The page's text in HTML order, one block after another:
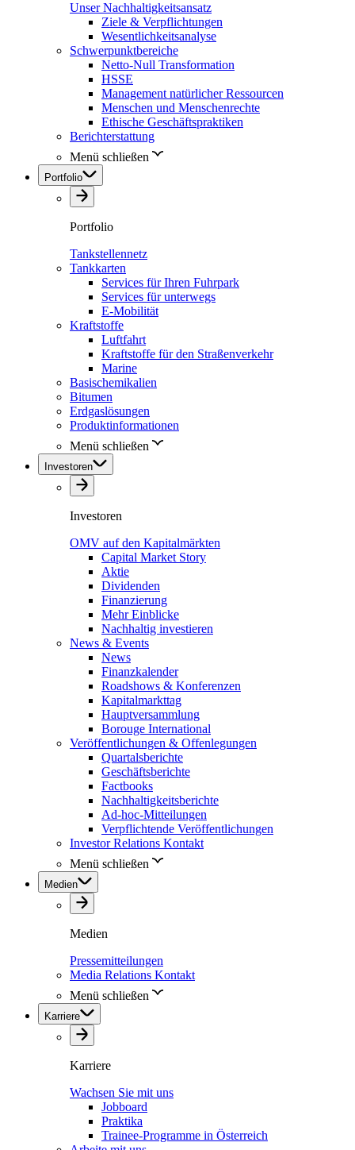
Unser Nachhaltigkeitsansatz
Ziele & Verpflichtungen
Wesentlichkeitsanalyse
Schwerpunktbereiche
Netto-Null Transformation
HSSE
Management natürlicher Ressourcen
Menschen und Menschenrechte
Ethische Geschäftspraktiken
Berichterstattung
Menü schließen
Portfolio
Portfolio
Tankstellennetz
Tankkarten
Services für Ihren Fuhrpark
Services für unterwegs
E-Mobilität
Kraftstoffe
Luftfahrt
Kraftstoffe für den Straßenverkehr
Marine
Basischemikalien
Bitumen
Erdgaslösungen
Produktinformationen
Menü schließen
Investoren
Investoren
OMV auf den Kapitalmärkten
Capital Market Story
Aktie
Dividenden
Finanzierung
Mehr Einblicke
Nachhaltig investieren
News & Events
News
Finanzkalender
Roadshows & Konferenzen
Kapitalmarkttag
Hauptversammlung
Borouge International
Veröffentlichungen & Offenlegungen
Quartalsberichte
Geschäftsberichte
Factbooks
Nachhaltigkeitsberichte
Ad-hoc-Mitteilungen
Verpflichtende Veröffentlichungen
Investor Relations Kontakt
Menü schließen
Medien
Medien
Pressemitteilungen
Media Relations Kontakt
Menü schließen
Karriere
Karriere
Wachsen Sie mit uns
Jobboard
Praktika
Trainee-Programme in Österreich